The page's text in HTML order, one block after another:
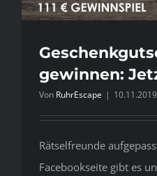
gewinnen:
Von RuhrEscape | 10.11.2019
Rätselfreunde
Facebookseite gibt es